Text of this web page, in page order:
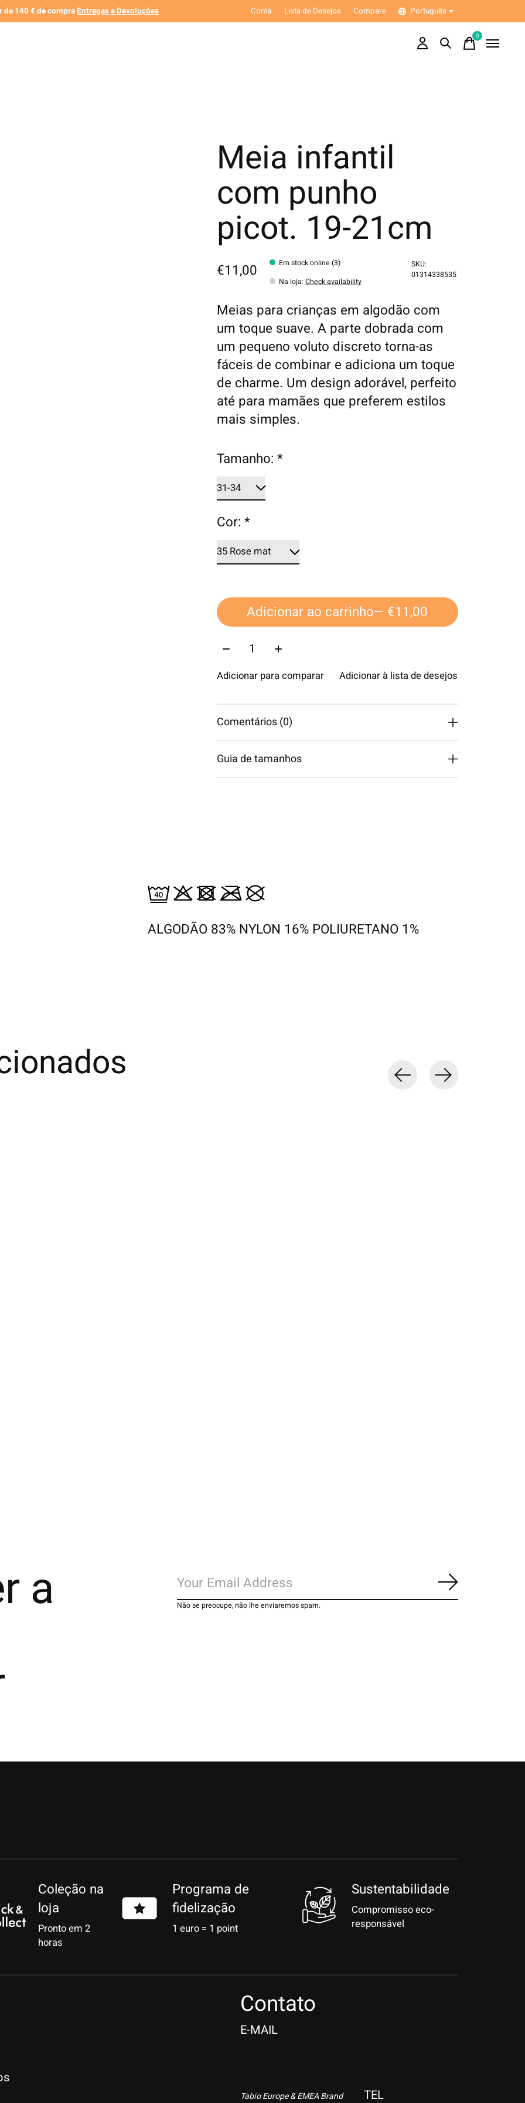
140 € de compraEntregas e Devoluções Conta Lista de Desejos Compare Português
0items
Meia infantil
com punho
picot. 19-21cm
€11,00
Em stock online (3)
Na loja: Check availability
SKU:
01314338535
Meias para crianças em algodão com
um toque suave. A parte dobrada com
um pequeno voluto discreto torna-as
fáceis de combinar e adiciona um toque
de charme. Um design adorável, perfeito
até para mamães que preferem estilos
mais simples.
Tamanho:*
Cor:*
Adicionar ao carrinho
— €11,00
Quantidade:
Adicionar para comparar Adicionar à lista de desejos
Comentários (0)
Guia de tamanhos
ALGODÃO 83% NYLON 16% POLIURETANO 1%
a Inscrever-se
Não se preocupe, não lhe enviaremos spam.
Coleção na
loja
Pronto em 2
horas
Programa de
fidelização
1 euro = 1 point
Sustentabilidade
Compromisso eco-
responsável
Contato
E-MAIL
Tabio Europe & EMEA Brand TEL